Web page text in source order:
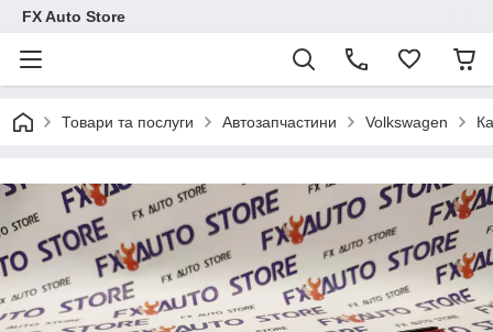
FX Auto Store
Товари та послуги Автозапчастини Volkswagen